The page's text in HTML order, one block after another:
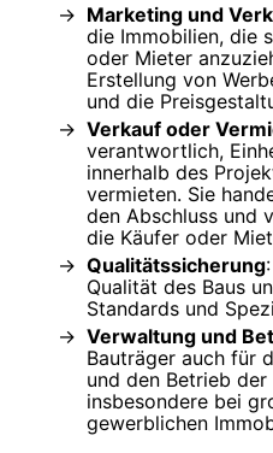
Marketing und
die Immobilien, die
oder Mieter
Erstellung von
und die
Verkauf oder
verantwortlich,
innerhalb des
vermieten. Sie
den Abschluss und
die Käufer oder
Qualitätssicherung
Qualität des Baus
Standards und
Verwaltung und
Bauträger auch für
und den Betrieb
insbesondere bei
gewerblichen